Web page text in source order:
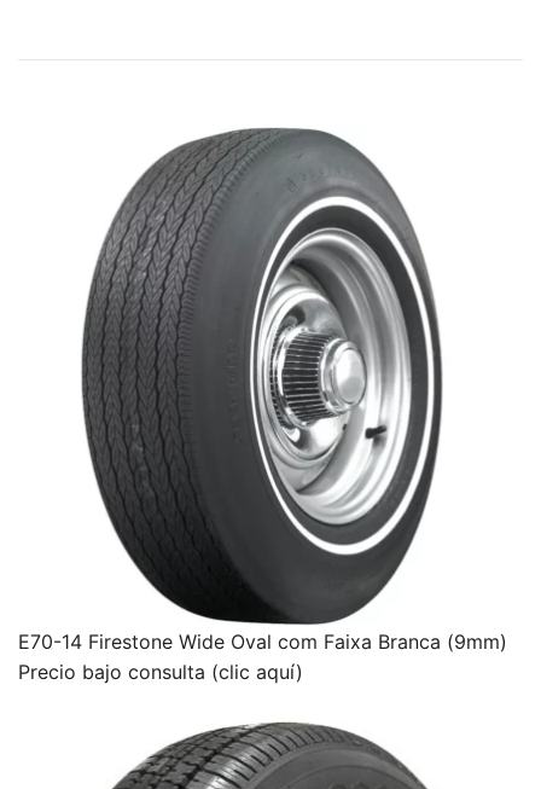
E70-14 Firestone Wide Oval com Faixa Branca (9mm)
Precio bajo consulta (clic aquí)